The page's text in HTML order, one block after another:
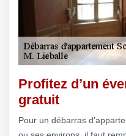
Profitez d’un
gratuit
Pour un débarras